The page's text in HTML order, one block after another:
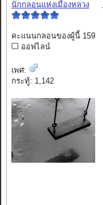
นักกลอนแห่งเมืองหลวง
คะแนนกลอนของผู้นี้ 159
ออฟไลน์
เพศ:
กระทู้: 1,142